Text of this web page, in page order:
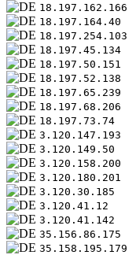
18.197.162.166
18.197.164.40
18.197.254.103
18.197.45.134
18.197.50.151
18.197.52.138
18.197.65.239
18.197.68.206
18.197.73.74
3.120.147.193
3.120.149.50
3.120.158.200
3.120.180.201
3.120.30.185
3.120.41.12
3.120.41.142
35.156.86.175
35.158.195.179